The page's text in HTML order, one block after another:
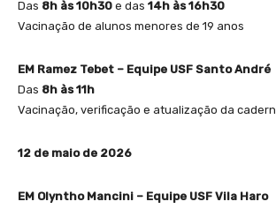
Das 8h às 10h30 e das 14h às 16h30
Vacinação de alunos menores de 19 anos
EM Ramez Tebet – Equipe USF Santo André
Das 8h às 11h
Vacinação, verificação e atualização da
12 de maio de 2026
EM Olyntho Mancini – Equipe USF Vila Haro